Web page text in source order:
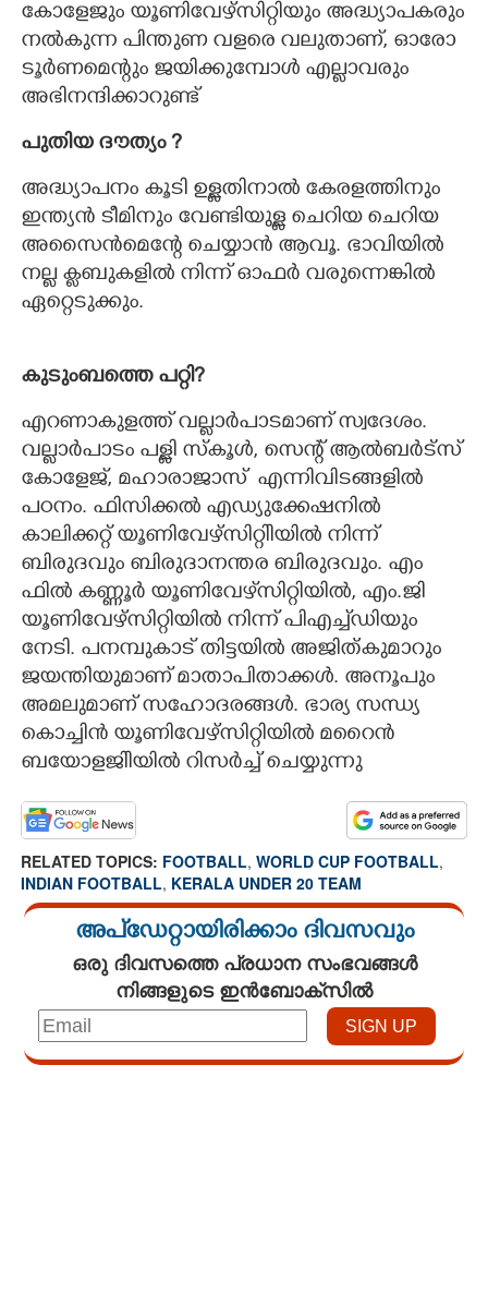
കോളേജും യൂണിവേഴ്സിറ്റിയും അദ്ധ്യാപകരും
നൽകുന്ന പിന്തുണ വളരെ വലുതാണ്,​ ഓരോ
ടൂർണമെന്റും ജയിക്കുമ്പോൾ എല്ലാവരും
അഭിനന്ദിക്കാറുണ്ട്
പുതിയ ദൗത്യം ?
അദ്ധ്യാപനം കൂടി ഉള്ളതിനാൽ കേരളത്തിനും
ഇന്ത്യൻ ടീമിനും വേണ്ടിയുള്ള ചെറിയ ചെറിയ
അസൈൻമെന്റേ ചെയ്യാൻ ആവൂ. ഭാവിയിൽ
നല്ല ക്ലബുകളിൽ നിന്ന് ഓഫർ വരുന്നെങ്കിൽ
ഏറ്റെടുക്കും.
കുടുംബത്തെ പറ്റി?
എറണാകുളത്ത് വല്ലാർപാടമാണ് സ്വദേശം.
വല്ലാ‌ർപാടം പള്ളി സ്കൂൾ,​ സെന്റ് ആൽബർട്സ്
കോളേജ്,​ മഹാരാജാസ് ​ എന്നിവിടങ്ങളിൽ
പഠനം. ഫിസിക്കൽ എഡ്യുക്കേഷനിൽ
കാലിക്കറ്റ് യൂണിവേഴ്സിറ്റിിയിൽ നിന്ന്
ബിരുദവും ബിരുദാനന്തര ബിരുദവും. എം
ഫിൽ കണ്ണൂർ യൂണിവേഴ്‌സിറ്റിയിൽ,​ എം.ജി
യൂണിവേഴ്സിറ്റിയിൽ നിന്ന് പിഎച്ച്ഡിയും
നേടി. പനമ്പുകാട് തിട്ടയിൽ അജിത്കുമാറും
ജയന്തിയുമാണ് മാതാപിതാക്കൾ. അനൂപും
അമലുമാണ് സഹോദരങ്ങൾ. ഭാര്യ സന്ധ്യ
കൊച്ചിൻ യൂണിവേഴ്സിറ്റിയിൽ മറൈൻ
ബയോളജിിയിൽ റിസർച്ച് ചെയ്യുന്നു
RELATED TOPICS: FOOTBALL, WORLD CUP FOOTBALL,
INDIAN FOOTBALL, KERALA UNDER 20 TEAM
അപ്ഡേറ്റായിരിക്കാം ദിവസവും
ഒരു ദിവസത്തെ പ്രധാന സംഭവങ്ങൾ
നിങ്ങളുടെ ഇൻബോക്സിൽ